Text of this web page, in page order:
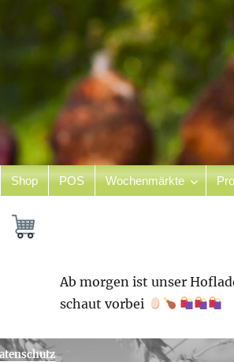
Shop POS Wochenmärkte
Ab morgen ist unser
schaut vorbei